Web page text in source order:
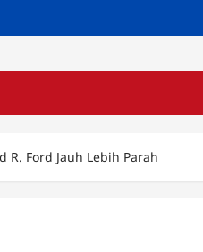
R. Ford Jauh Lebih Parah